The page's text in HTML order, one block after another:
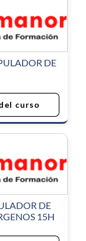
DE
curso
DE
15H